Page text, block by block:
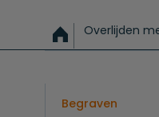
Overlijden
Exclusieve uitvaart
Begraven